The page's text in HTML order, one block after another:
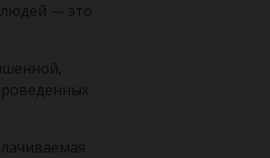
людей — это